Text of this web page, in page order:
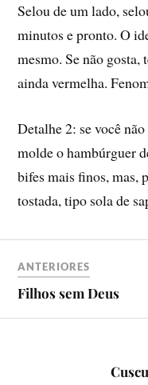
Selou de um lado,
minutos e pronto. O
mesmo. Se não
ainda vermelha.
Detalhe 2: se você
molde o hambúrguer
bifes mais finos, mas,
tostada, tipo sola de
ANTERIORES
Filhos sem Deus